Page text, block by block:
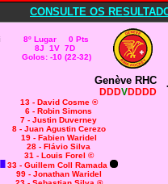
CONSULTE OS
8º Lugar 0 Pts
8J 1V 7D
Golos: -10 (22-32)
Genève RHC
DDDVDDDD
13 - David Cosme ®
6 - Robin Simons
7 - Justin Duverney
8 - Juan Agustin Cerezo
19 - Fabien Waridel
28 - Flávio Silva
31 - Louis Forel ©
33 - Guillem Coll Ramada
99 - Jonathan Waridel